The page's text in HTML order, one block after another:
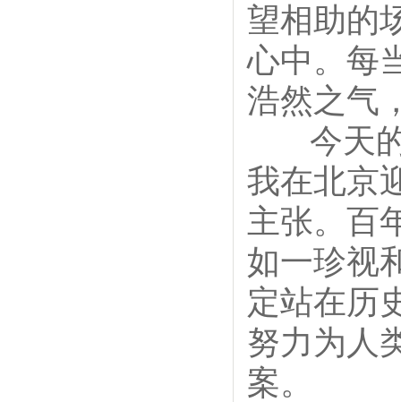
望相助的
心中。每
浩然之气
今天的
我在北京
主张。百
如一珍视
定站在历
努力为人
案。